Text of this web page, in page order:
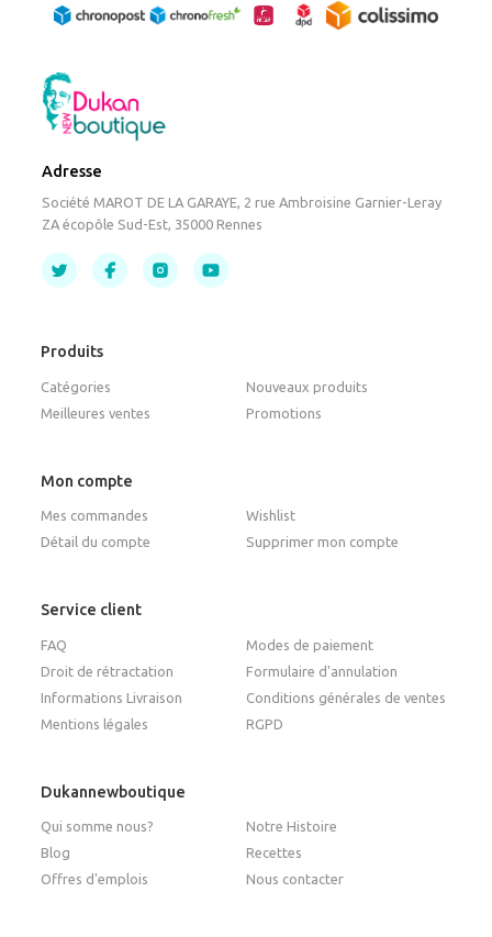
Adresse
Société MAROT DE LA GARAYE, 2 rue Ambroisine Garnier-Leray
ZA écopôle Sud-Est, 35000 Rennes
Produits
Catégories
Nouveaux produits
Meilleures ventes
Promotions
Mon compte
Mes commandes
Wishlist
Détail du compte
Supprimer mon compte
Service client
FAQ
Modes de paiement
Droit de rétractation
Formulaire d'annulation
Informations Livraison
Conditions générales de ventes
Mentions légales
RGPD
Dukannewboutique
Qui somme nous?
Notre Histoire
Blog
Recettes
Offres d'emplois
Nous contacter